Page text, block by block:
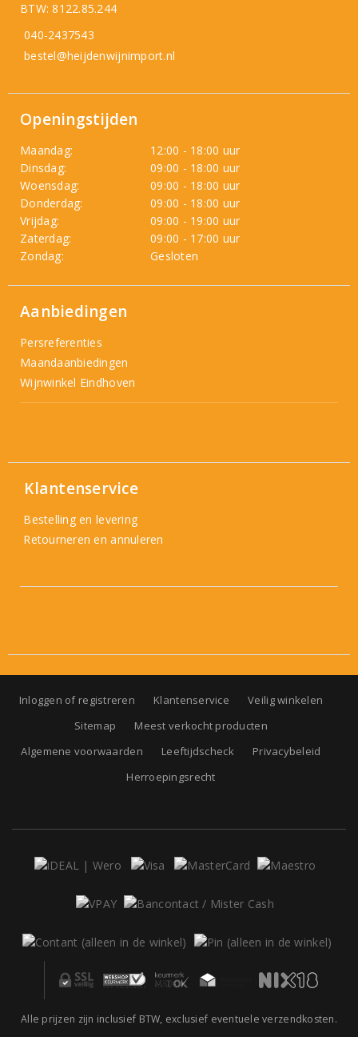
BTW: 8122.85.244
040-2437543
bestel@heijdenwijnimport.nl
Openingstijden
Maandag:
12:00 - 18:00 uur
Dinsdag:
09:00 - 18:00 uur
Woensdag:
09:00 - 18:00 uur
Donderdag:
09:00 - 18:00 uur
Vrijdag:
09:00 - 19:00 uur
Zaterdag:
09:00 - 17:00 uur
Zondag:
Gesloten
Aanbiedingen
Persreferenties
Maandaanbiedingen
Wijnwinkel Eindhoven
Klantenservice
Bestelling en levering
Retourneren en annuleren
Inloggen of registreren Klantenservice
Veilig winkelen
Sitemap
Meest verkocht producten
Algemene voorwaarden
Leeftijdscheck
Privacybeleid
Herroepingsrecht
Alle prijzen zijn inclusief BTW, exclusief eventuele verzendkosten.